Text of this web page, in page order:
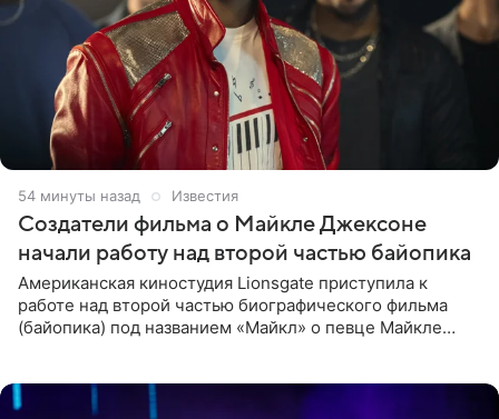
54 минуты назад Известия
Создатели фильма о Майкле Джексоне
начали работу над второй частью байопика
Американская киностудия Lionsgate приступила к
работе над второй частью биографического фильма
(байопика) под названием «Майкл» о певце Майкле